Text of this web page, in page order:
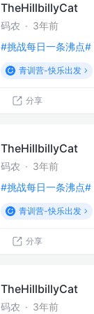
TheHillbillyCat
码农 · 3年前
#挑战每日一条沸点#
青训营-快乐出发
分享
TheHillbillyCat
码农 · 3年前
#挑战每日一条沸点#
青训营-快乐出发
分享
TheHillbillyCat
码农 · 3年前